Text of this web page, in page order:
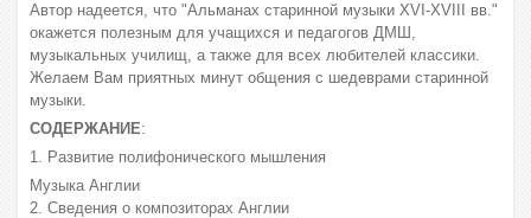
Автор надеется, что "Альманах старинной музыки XVI-ХVIII вв."
окажется полезным для учащихся и педагогов ДМШ,
музыкальных училищ, а также для всех любителей классики.
Желаем Вам приятных минут общения с шедеврами старинной
музыки.
СОДЕРЖАНИЕ:
1. Развитие полифонического мышления
Музыка Англии
2. Сведения о композиторах Англии